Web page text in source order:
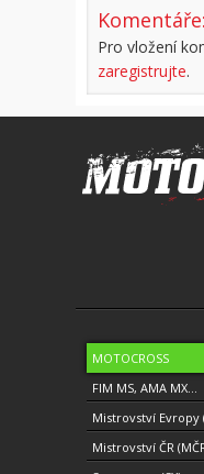
Komentáře:
Pro vložení
zaregistrujte.
MOTOCROSS
FIM MS, AMA MX...
Mistrovství Evropy
Mistrovství ČR